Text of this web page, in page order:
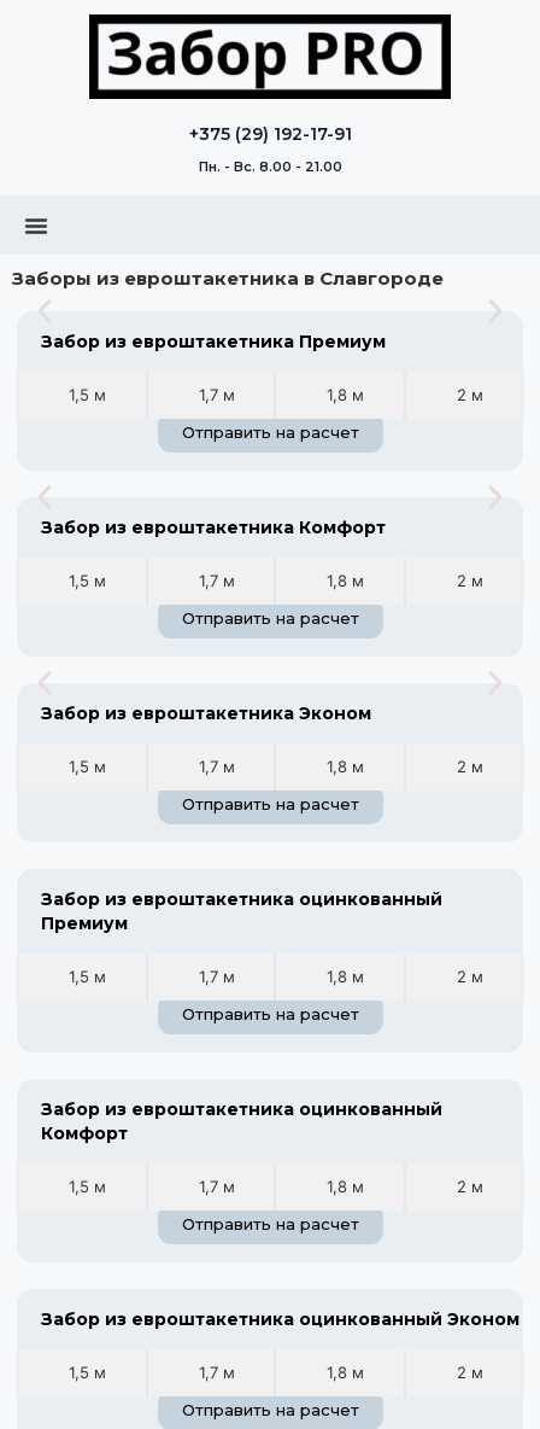
+375 (29) 192-17-91
Пн. - Вс. 8.00 - 21.00
Заборы из евроштакетника в Славгороде
Забор из евроштакетника Премиум
1,5 м 1,7 м 1,8 м
2 м
Отправить на расчет
Забор из евроштакетника Комфорт
1,5 м 1,7 м 1,8 м
2 м
Отправить на расчет
Забор из евроштакетника Эконом
1,5 м 1,7 м 1,8 м
2 м
Отправить на расчет
Забор из евроштакетника оцинкованный
Премиум
1,5 м 1,7 м 1,8 м
2 м
Отправить на расчет
Забор из евроштакетника оцинкованный
Комфорт
1,5 м 1,7 м 1,8 м
2 м
Отправить на расчет
Забор из евроштакетника оцинкованный Эконом
1,5 м 1,7 м 1,8 м
2 м
Отправить на расчет